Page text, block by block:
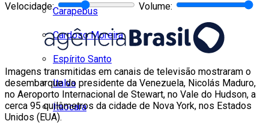
Carapebus
Cardoso Moreira
Espírito Santo
Italva
Itaocara
Velocidade: Volume:
Imagens transmitidas em canais de televisão mostraram o
desembarque do presidente da Venezuela, Nicolás Maduro,
no Aeroporto Internacional de Stewart, no Vale do Hudson, a
cerca 95 quilômetros da cidade de Nova York, nos Estados
Unidos (EUA).